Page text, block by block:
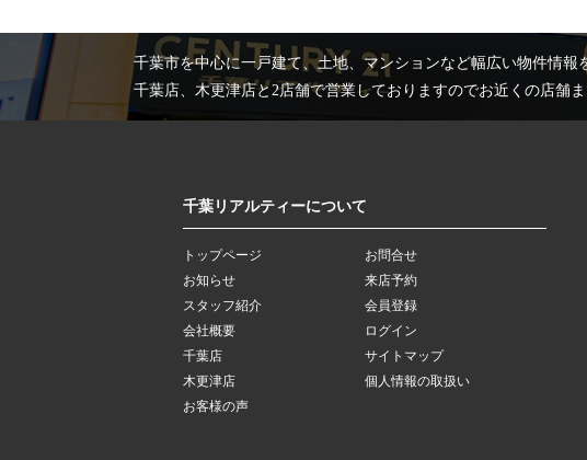
千葉市を中心に一戸建て、土地、マンションなど幅広い物件情
千葉店、木更津店と2店舗で営業しておりますのでお近くの店舗
千葉リアルティーについて
トップページ
お知らせ
スタッフ紹介
会社概要
千葉店
木更津店
お客様の声
お問合せ
来店予約
会員登録
ログイン
サイトマップ
個人情報の取扱い